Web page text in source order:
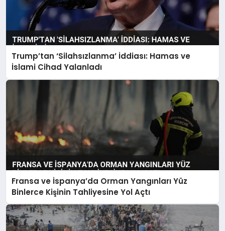
Trump’tan ‘Silahsızlanma’ İddiası: Hamas ve
İslami Cihad Yalanladı
Fransa ve İspanya’da Orman Yangınları Yüz
Binlerce Kişinin Tahliyesine Yol Açtı